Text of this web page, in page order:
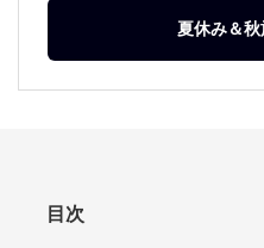
夏休み＆
目次